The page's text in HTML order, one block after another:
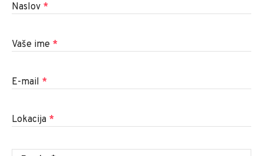
Naslov *
Vaše ime *
E-mail *
Lokacija *